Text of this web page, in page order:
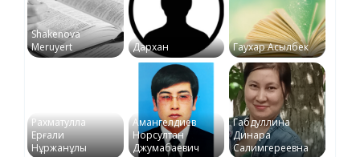
Shakenova
Meruyert
Дархан Гаухар Асылбек
Рахматулла
Ерғали
Нұржанұлы
Амангелдиев
Норсултан
Джумабаевич
Габдуллина
Динара
Салимгереевна